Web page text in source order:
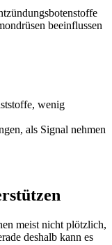
beeinflussen
wenig
als Signal nehmen
meist nicht plötzlich,
deshalb kann es